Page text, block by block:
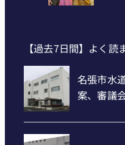
【過去7日間】よく読